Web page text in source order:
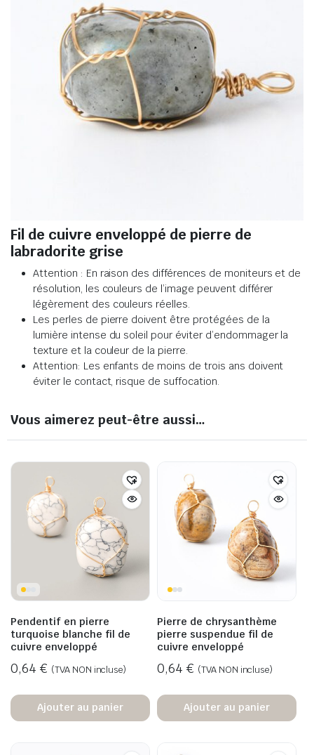
Fil de cuivre enveloppé de pierre de
labradorite grise
Attention : En raison des différences de moniteurs et de
résolution, les couleurs de l’image peuvent différer
légèrement des couleurs réelles.
Les perles de pierre doivent être protégées de la
lumière intense du soleil pour éviter d’endommager la
texture et la couleur de la pierre.
Attention: Les enfants de moins de trois ans doivent
éviter le contact, risque de suffocation.
Vous aimerez peut-être aussi…
Pendentif en pierre
turquoise blanche fil de
cuivre enveloppé
0,64 € (TVA NON incluse)
Ajouter au panier
Pierre de chrysanthème
pierre suspendue fil de
cuivre enveloppé
0,64 € (TVA NON incluse)
Ajouter au panier